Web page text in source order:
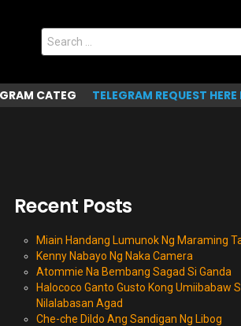
Search
for:
CATEG TELEGRAM REQUEST HERE
Recent Posts
Miain Handang Lumunok Ng Maraming
Kenny Nabayo Ng Naka Camera
Atommie Na Bembang Sagad Si Ganda
Halococo Ganto Gusto Kong Umiibabaw
Nilalabasan Agad
Che-che Dildo Ang Sandigan Ng Libog